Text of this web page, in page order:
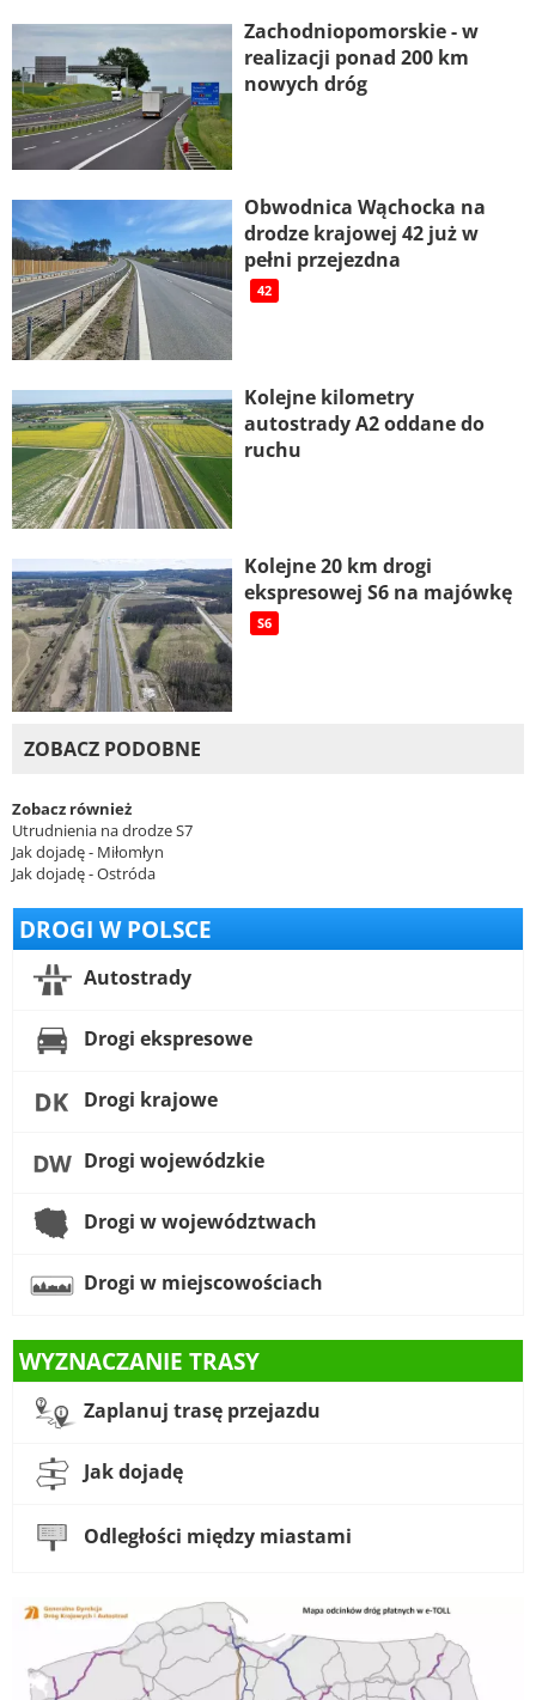
Zachodniopomorskie - w
realizacji ponad 200 km
nowych dróg
Obwodnica Wąchocka na
drodze krajowej 42 już w
pełni przejezdna
42
Kolejne kilometry
autostrady A2 oddane do
ruchu
Kolejne 20 km drogi
ekspresowej S6 na majówkę
S6
ZOBACZ PODOBNE
Zobacz również
Utrudnienia na drodze S7
Jak dojadę - Miłomłyn
Jak dojadę - Ostróda
DROGI W POLSCE
Autostrady
Drogi ekspresowe
Drogi krajowe
Drogi wojewódzkie
Drogi w województwach
Drogi w miejscowościach
WYZNACZANIE TRASY
Zaplanuj trasę przejazdu
Jak dojadę
Odległości między miastami